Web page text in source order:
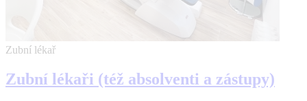
Zubní lékař
Zubní lékaři (též absolventi a zástupy)